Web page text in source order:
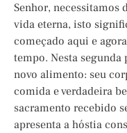
Senhor, necessitamos
vida eterna, isto
começado aqui e
tempo. Nesta segunda
novo alimento: seu
comida e verdadeira
sacramento recebido
apresenta a hóstia